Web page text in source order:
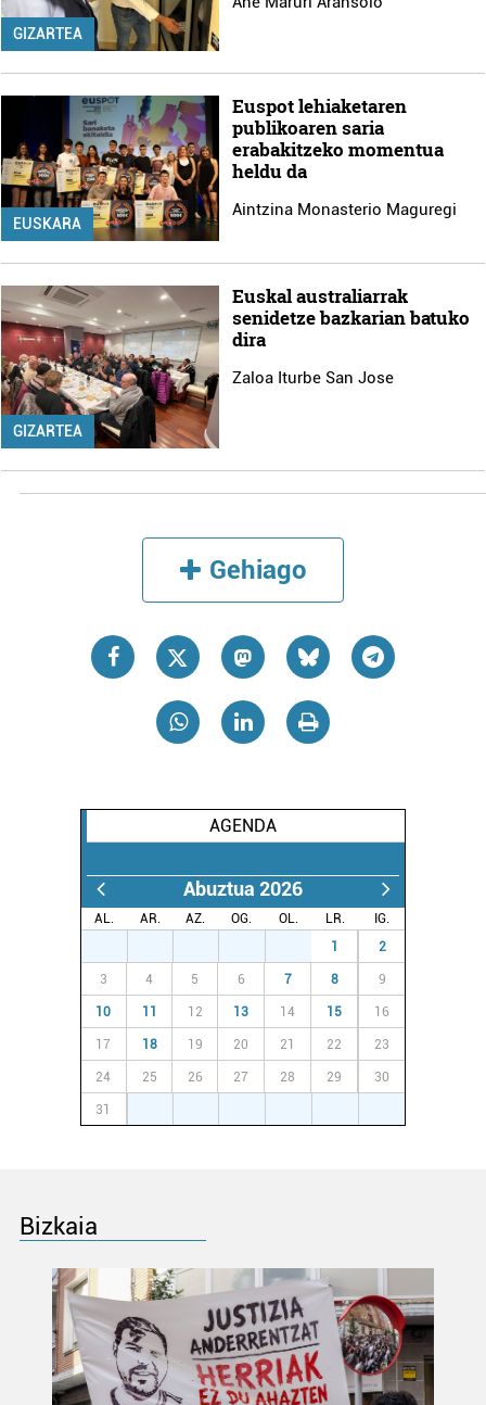
GIZARTEA
EUSKARA
Euspot lehiaketaren
publikoaren saria
erabakitzeko momentua
heldu da
Aintzina Monasterio Maguregi
GIZARTEA
Euskal australiarrak
senidetze bazkarian batuko
dira
Zaloa Iturbe San Jose
Gehiago
AGENDA
Abuztua 2026
AL. AR. AZ. OG. OL. LR.
IG.
1 2
3 4 5 6 7 8 9
10 11 12 13 14 15 16
17 18 19 20 21 22 23
24 25 26 27 28 29 30
31
Bizkaia